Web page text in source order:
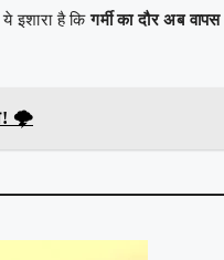
इशारा है किगर्मी का दौर अब
🌩️